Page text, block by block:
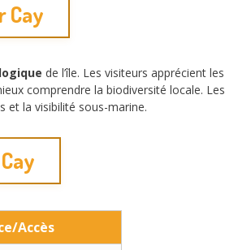
Cay
de l’île. Les visiteurs apprécient les
comprendre la biodiversité locale. Les
et la visibilité sous-marine.
Accès